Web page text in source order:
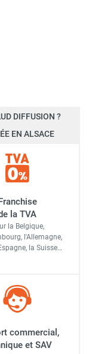
DIFFUSION ?
EN ALSACE
la TVA
la Belgique,
l'Allemagne,
la Suisse…
commercial,
et SAV